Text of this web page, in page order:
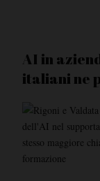
AI in
italiani ne